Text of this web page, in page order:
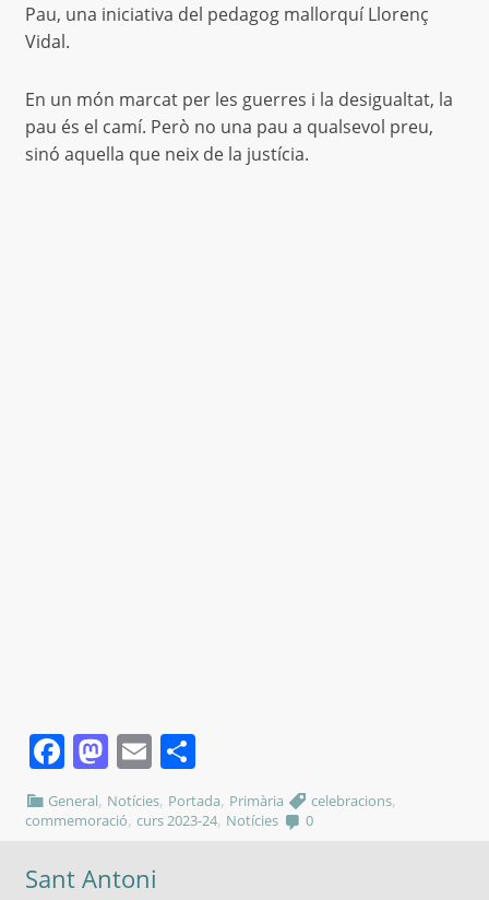
Pau, una iniciativa del pedagog mallorquí Llorenç
Vidal.
En un món marcat per les guerres i la desigualtat, la
pau és el camí. Però no una pau a qualsevol preu,
sinó aquella que neix de la justícia.
Facebook
Mastodon
Email
General, Notícies, Portada, Primària celebracions,
commemoració, curs 2023-24, Notícies 0
Sant Antoni